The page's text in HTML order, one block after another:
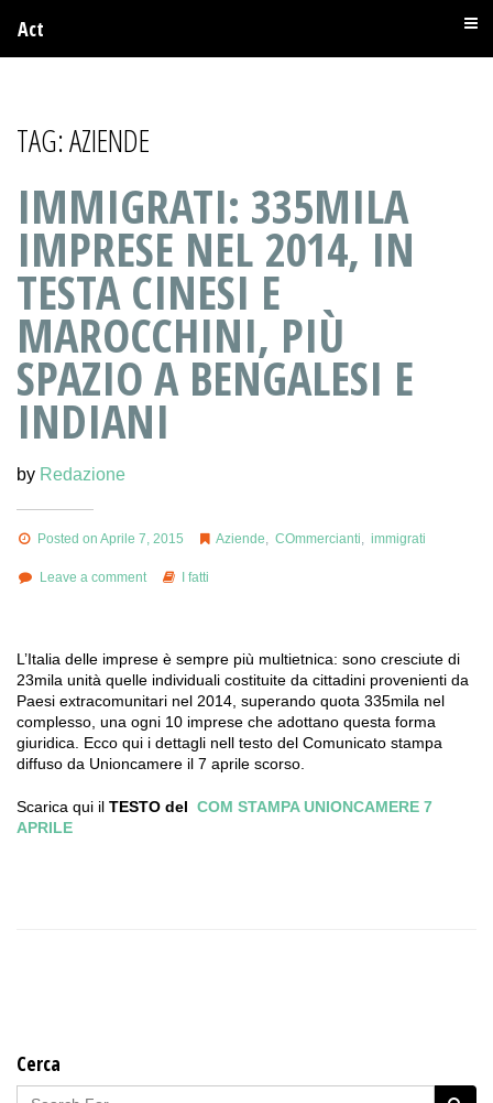
Act
TAG:AZIENDE
IMMIGRATI: 335MILA
IMPRESE NEL 2014, IN
TESTA CINESI E
MAROCCHINI, PIÙ
SPAZIO A BENGALESI E
INDIANI
by Redazione
Posted on Aprile 7, 2015 Aziende ,COmmercianti ,immigrati
Leave a comment I fatti
L’Italia delle imprese è sempre più multietnica: sono cresciute di
23mila unità quelle individuali costituite da cittadini provenienti da
Paesi extracomunitari nel 2014, superando quota 335mila nel
complesso, una ogni 10 imprese che adottano questa forma
giuridica. Ecco qui i dettagli nell testo del Comunicato stampa
diffuso da Unioncamere il 7 aprile scorso.
Scarica qui il TESTO del COM STAMPA UNIONCAMERE 7
APRILE
Cerca